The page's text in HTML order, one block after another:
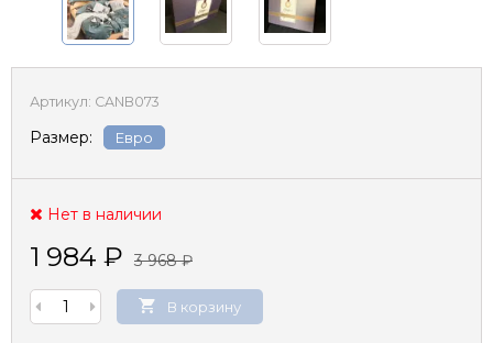
Артикул: CANB073
Размер: Евро
Нет в наличии
1 984 ₽ 3 968₽
В корзину